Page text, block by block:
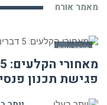
מאמר אורח
מאמר אורח
פגישת תכנון